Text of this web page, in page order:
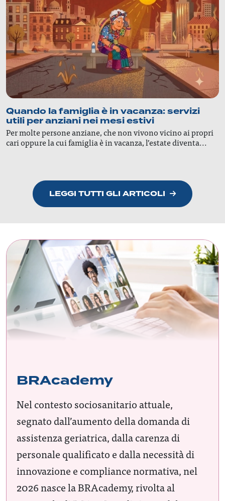
Quando la famiglia è in vacanza: servizi
utili per anziani nei mesi estivi
Per molte persone anziane, che non vivono vicino ai propri
cari oppure la cui famiglia è in vacanza, l’estate diventa...
LEGGI TUTTI GLI ARTICOLI
BRAcademy
Nel contesto sociosanitario attuale,
segnato dall’aumento della domanda di
assistenza geriatrica, dalla carenza di
personale qualificato e dalla necessità di
innovazione e compliance normativa, nel
2026 nasce la BRAcademy, rivolta al